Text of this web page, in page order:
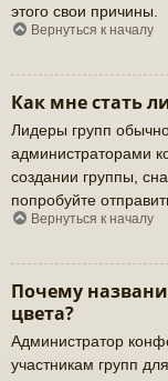
этого свои причины.
Вернуться к началу
Как мне стать
Лидеры групп
администраторами
создании группы,
попробуйте
Вернуться к началу
Почему
цвета?
Администратор
участникам групп